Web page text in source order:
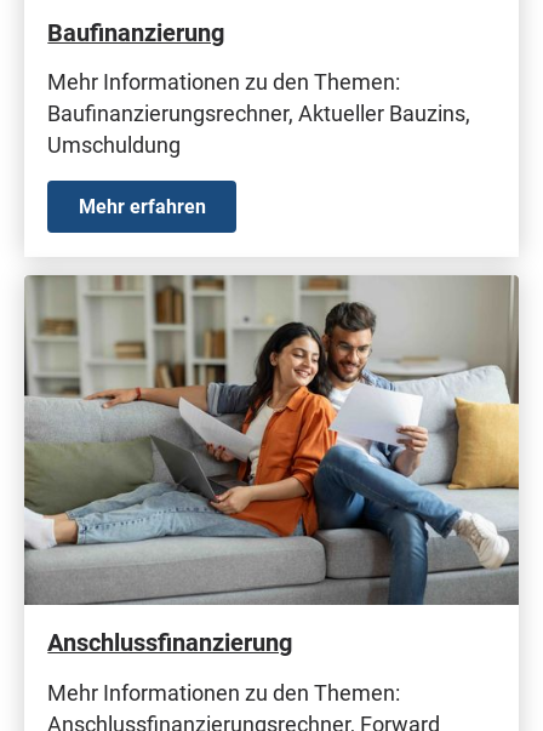
Baufinanzierung
Mehr Informationen zu den Themen:
Baufinanzierungsrechner, Aktueller Bauzins,
Umschuldung
Mehr erfahren
Anschlussfinanzierung
Mehr Informationen zu den Themen:
Anschlussfinanzierungsrechner, Forward